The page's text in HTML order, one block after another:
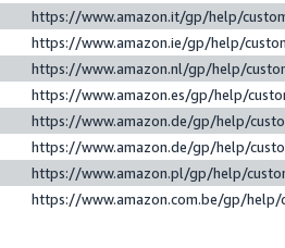
https://www.amazon.it/gp/help/
https://www.amazon.ie/gp/help/
https://www.amazon.nl/gp/help/
https://www.amazon.es/gp/help/
https://www.amazon.de/gp/help/
https://www.amazon.de/gp/help/
https://www.amazon.pl/gp/help/
https://www.amazon.com.be/gp/help/